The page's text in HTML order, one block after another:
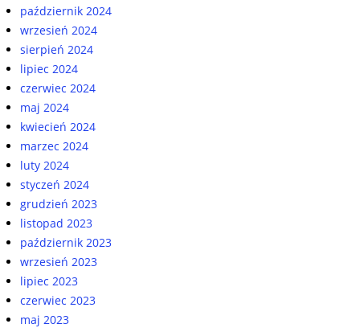
październik 2024
wrzesień 2024
sierpień 2024
lipiec 2024
czerwiec 2024
maj 2024
kwiecień 2024
marzec 2024
luty 2024
styczeń 2024
grudzień 2023
listopad 2023
październik 2023
wrzesień 2023
lipiec 2023
czerwiec 2023
maj 2023